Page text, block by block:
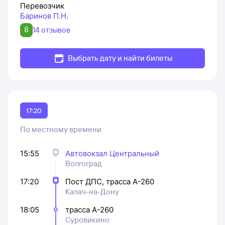
Перевозчик
Баринов П.Н.
8 14 отзывов
Выбрать дату и найти билеты
17:20
По местному времени
15:55
Автовокзал Центральный
Волгоград
17:20
Пост ДПС, трасса А-260
Калач-на-Дону
18:05
трасса А-260
Суровикино